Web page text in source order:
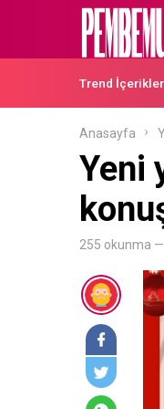
Trend İçerikler
Anasayfa
Yeni
255 okunma —